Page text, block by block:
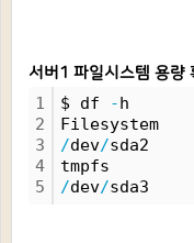
서버1 파일시스템 용량
1
2
3
4
5
$ df -h
Filesystem
/dev/
/dev/sda3